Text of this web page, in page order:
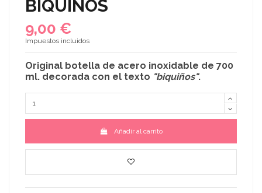
BIQUIÑOS
9,00 €
Impuestos incluidos
Original botella de acero inoxidable de 700
ml. decorada con el texto "biquiños".
Añadir al carrito